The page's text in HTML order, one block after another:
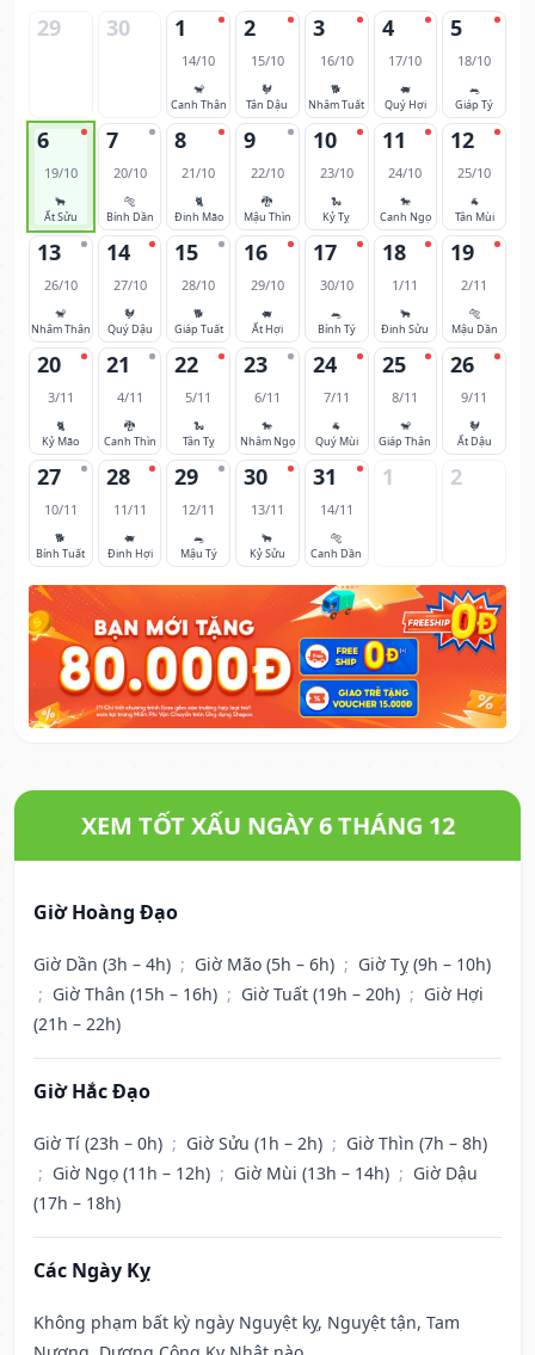
29 30 1
14/10
🐒
Canh Thân
2
15/10
🐓
Tân Dậu
3
16/10
🐕
Nhâm Tuất
4
17/10
🐖
Quý Hợi
5
18/10
🐀
Giáp Tý
6
19/10
🐂
Ất Sửu
7
20/10
🐅
Bính Dần
8
21/10
🐈
Đinh Mão
9
22/10
🐉
Mậu Thìn
10
23/10
🐍
Kỷ Tỵ
11
24/10
🐎
Canh Ngọ
12
25/10
🐐
Tân Mùi
13
26/10
🐒
Nhâm Thân
14
27/10
🐓
Quý Dậu
15
28/10
🐕
Giáp Tuất
16
29/10
🐖
Ất Hợi
17
30/10
🐀
Bính Tý
18
1/11
🐂
Đinh Sửu
19
2/11
🐅
Mậu Dần
20
3/11
🐈
Kỷ Mão
21
4/11
🐉
Canh Thìn
22
5/11
🐍
Tân Tỵ
23
6/11
🐎
Nhâm Ngọ
24
7/11
🐐
Quý Mùi
25
8/11
🐒
Giáp Thân
26
9/11
🐓
Ất Dậu
27
10/11
🐕
Bính Tuất
28
11/11
🐖
Đinh Hợi
29
12/11
🐀
Mậu Tý
30
13/11
🐂
Kỷ Sửu
31
14/11
🐅
Canh Dần
1 2
XEM TỐT XẤU NGÀY 6 THÁNG 12
Giờ Hoàng Đạo
Giờ Dần (3h – 4h) ; Giờ Mão (5h – 6h) ; Giờ Tỵ (9h – 10h)
; Giờ Thân (15h – 16h) ; Giờ Tuất (19h – 20h) ; Giờ Hợi
(21h – 22h)
Giờ Hắc Đạo
Giờ Tí (23h – 0h) ; Giờ Sửu (1h – 2h) ; Giờ Thìn (7h – 8h)
; Giờ Ngọ (11h – 12h) ; Giờ Mùi (13h – 14h) ; Giờ Dậu
(17h – 18h)
Các Ngày Kỵ
Không phạm bất kỳ ngày Nguyệt kỵ, Nguyệt tận, Tam